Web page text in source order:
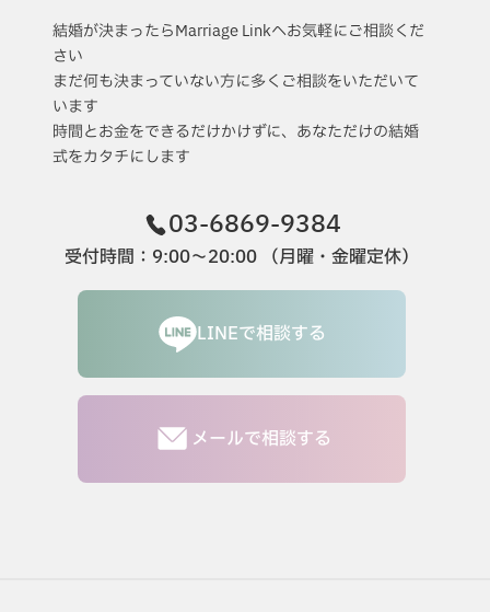
結婚が決まったらMarriage Linkへお気軽にご相談くだ
さい
まだ何も決まっていない方に多くご相談をいただいて
います
時間とお金をできるだけかけずに、あなただけの結婚
式をカタチにします
03-6869-9384
受付時間：9:00〜20:00 （月曜・金曜定休）
LINEで相談する
メールで相談する